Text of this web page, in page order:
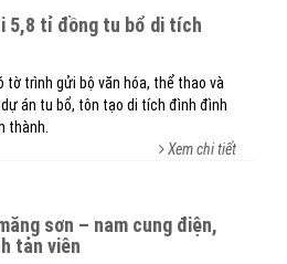
tờ trình gửi bộ văn hóa, thể thao và
án tu bổ, tôn tạo di tích đình đình
thành.
Xem chi tiết
tản viên